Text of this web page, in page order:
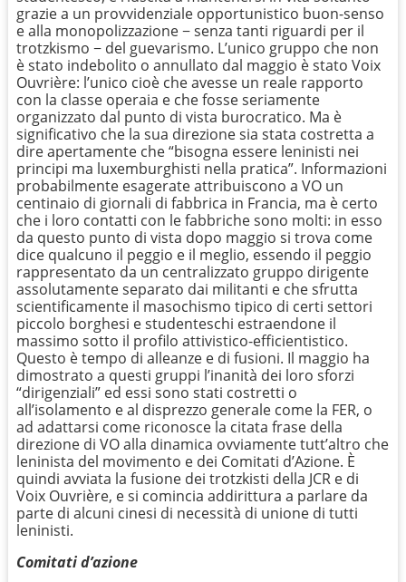
grazie a un provvidenziale opportunistico buon-senso
e alla monopolizzazione − senza tanti riguardi per il
trotzkismo − del guevarismo. L’unico gruppo che non
è stato indebolito o annullato dal maggio è stato Voix
Ouvrière: l’unico cioè che avesse un reale rapporto
con la classe operaia e che fosse seriamente
organizzato dal punto di vista burocratico. Ma è
significativo che la sua direzione sia stata costretta a
dire apertamente che “bisogna essere leninisti nei
principi ma luxemburghisti nella pratica”. Informazioni
probabilmente esagerate attribuiscono a VO un
centinaio di giornali di fabbrica in Francia, ma è certo
che i loro contatti con le fabbriche sono molti: in esso
da questo punto di vista dopo maggio si trova come
dice qualcuno il peggio e il meglio, essendo il peggio
rappresentato da un centralizzato gruppo dirigente
assolutamente separato dai militanti e che sfrutta
scientificamente il masochismo tipico di certi settori
piccolo borghesi e studenteschi estraendone il
massimo sotto il profilo attivistico-efficientistico.
Questo è tempo di alleanze e di fusioni. Il maggio ha
dimostrato a questi gruppi l’inanità dei loro sforzi
“dirigenziali” ed essi sono stati costretti o
all’isolamento e al disprezzo generale come la FER, o
ad adattarsi come riconosce la citata frase della
direzione di VO alla dinamica ovviamente tutt’altro che
leninista del movimento e dei Comitati d’Azione. È
quindi avviata la fusione dei trotzkisti della JCR e di
Voix Ouvrière, e si comincia addirittura a parlare da
parte di alcuni cinesi di necessità di unione di tutti
leninisti.
Comitati d’azione